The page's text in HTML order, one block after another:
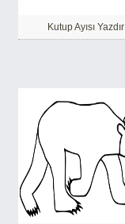
Kutup Ayısı Yazdır